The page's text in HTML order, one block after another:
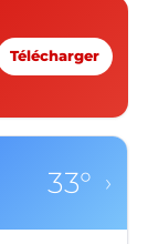
Télécharger
33° ›